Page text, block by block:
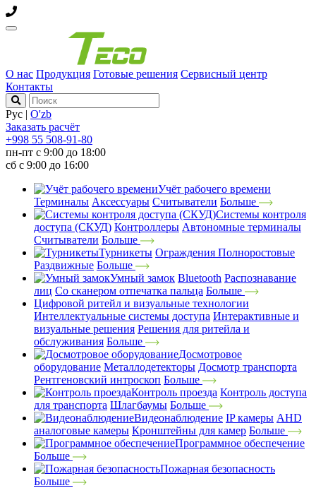
О нас Продукция Готовые решения Сервисный центр
Контакты
Рус | O'zb
Заказать расчёт
+998 55 508-91-80
пн-пт с 9:00 до 18:00
сб с 9:00 до 16:00
Учёт рабочего времени
Терминалы Аксессуары Считыватели Больше
Системы контроля
доступа (СКУД) Контроллеры Автономные терминалы
Считыватели Больше
Турникеты Ограждения Полноростовые
Раздвижные Больше
Умный замок Bluetooth Распознавание
лиц Со сканером отпечатка пальца Больше
Цифровой ритейл и визуальные технологии
Интеллектуальные системы доступа Интерактивные и
визуальные решения Решения для ритейла и
обслуживания Больше
Досмотровое
оборудование Металлодетекторы Досмотр транспорта
Рентгеновский интроскоп Больше
Контроль проезда Контроль доступа
для транспорта Шлагбаумы Больше
Видеонаблюдение IP камеры AHD
аналоговые камеры Кронштейны для камер Больше
Программное обеспечение
Больше
Пожарная безопасность
Больше